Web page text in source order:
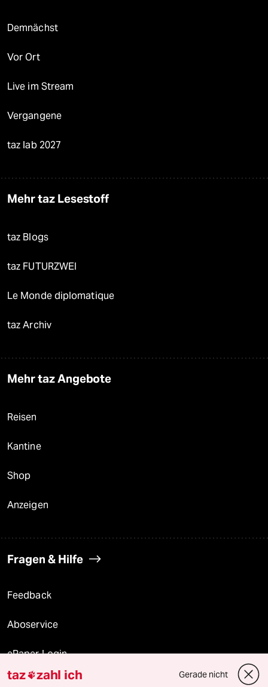
Demnächst
Vor Ort
Live im Stream
Vergangene
taz lab 2027
Mehr taz Lesestoff
taz Blogs
taz FUTURZWEI
Le Monde diplomatique
taz Archiv
Mehr taz Angebote
Reisen
Kantine
Shop
Anzeigen
Fragen & Hilfe
Feedback
Aboservice
ePaper Login
Downloads für Abonnierende
taz zahl ich Gerade nicht